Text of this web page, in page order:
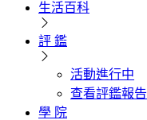
生活百科
評 鑑
活動進行中
查看評鑑報告
學 院